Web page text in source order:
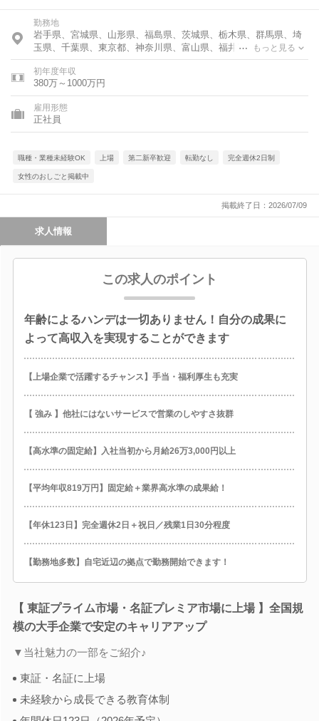
勤務地
岩手県、宮城県、山形県、福島県、茨城県、栃木県、群馬県、埼
玉県、千葉県、東京都、神奈川県、富山県、福井県、新潟県、長
野県、岐阜県、静岡県、愛知県、三重県、滋賀県、京都府、大阪
府、兵庫県、奈良県、鳥取県、島根県、岡山県、広島県、山口
県、愛媛県、高知県、福岡県、長崎県、熊本県、大分県、鹿児島
県、沖縄県
もっと見る
初年度年収
380万～1000万円
雇用形態
正社員
職種・業種未経験OK 上場 第二新卒歓迎 転勤なし 完全週休2日制
女性のおしごと掲載中
掲載終了日：2026/07/09
求人情報
この求人のポイント
年齢によるハンデは一切ありません！自分の成果に
よって高収入を実現することができます
【上場企業で活躍するチャンス】手当・福利厚生も充実
【 強み 】他社にはないサービスで営業のしやすさ抜群
【高水準の固定給】入社当初から月給26万3,000円以上
【平均年収819万円】固定給＋業界高水準の成果給！
【年休123日】完全週休2日＋祝日／残業1日30分程度
【勤務地多数】自宅近辺の拠点で勤務開始できます！
【 東証プライム市場・名証プレミア市場に上場 】全国規
模の大手企業で安定のキャリアアップ
▼当社魅力の一部をご紹介♪
東証・名証に上場
未経験から成長できる教育体制